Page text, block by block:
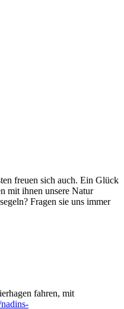
freuen sich auch. Ein Glück
mit ihnen unsere Natur
Fragen sie uns immer
fahren, mit